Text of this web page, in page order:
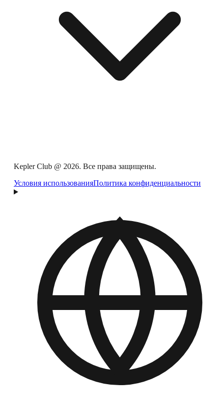
Kepler Club @ 2026. Все права защищены.
Условия использованияПолитика конфиденциальности